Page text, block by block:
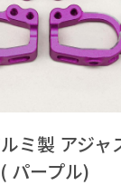
ミ製 アジャ
パープル)